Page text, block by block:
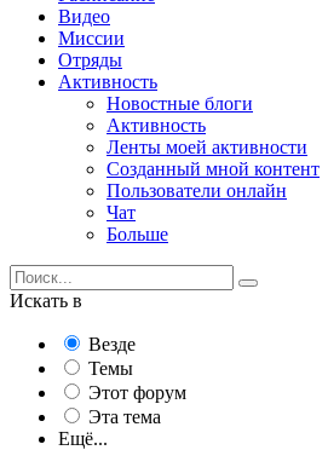
Видео
Миссии
Отряды
Активность
Новостные блоги
Активность
Ленты моей активности
Созданный мной контент
Пользователи онлайн
Чат
Больше
Искать в
Везде
Темы
Этот форум
Эта тема
Ещё...